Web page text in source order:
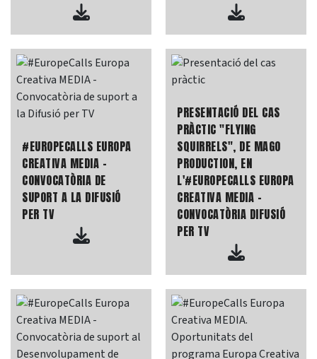
#EUROPECALLS EUROPA
CREATIVA MEDIA -
CONVOCATÒRIA DE
SUPORT A LA DIFUSIÓ
PER TV
PRESENTACIÓ DEL CAS
PRÀCTIC "FLYING
SQUIRRELS", DE MAGO
PRODUCTION, EN
L'#EUROPECALLS EUROPA
CREATIVA MEDIA -
CONVOCATÒRIA DIFUSIÓ
PER TV